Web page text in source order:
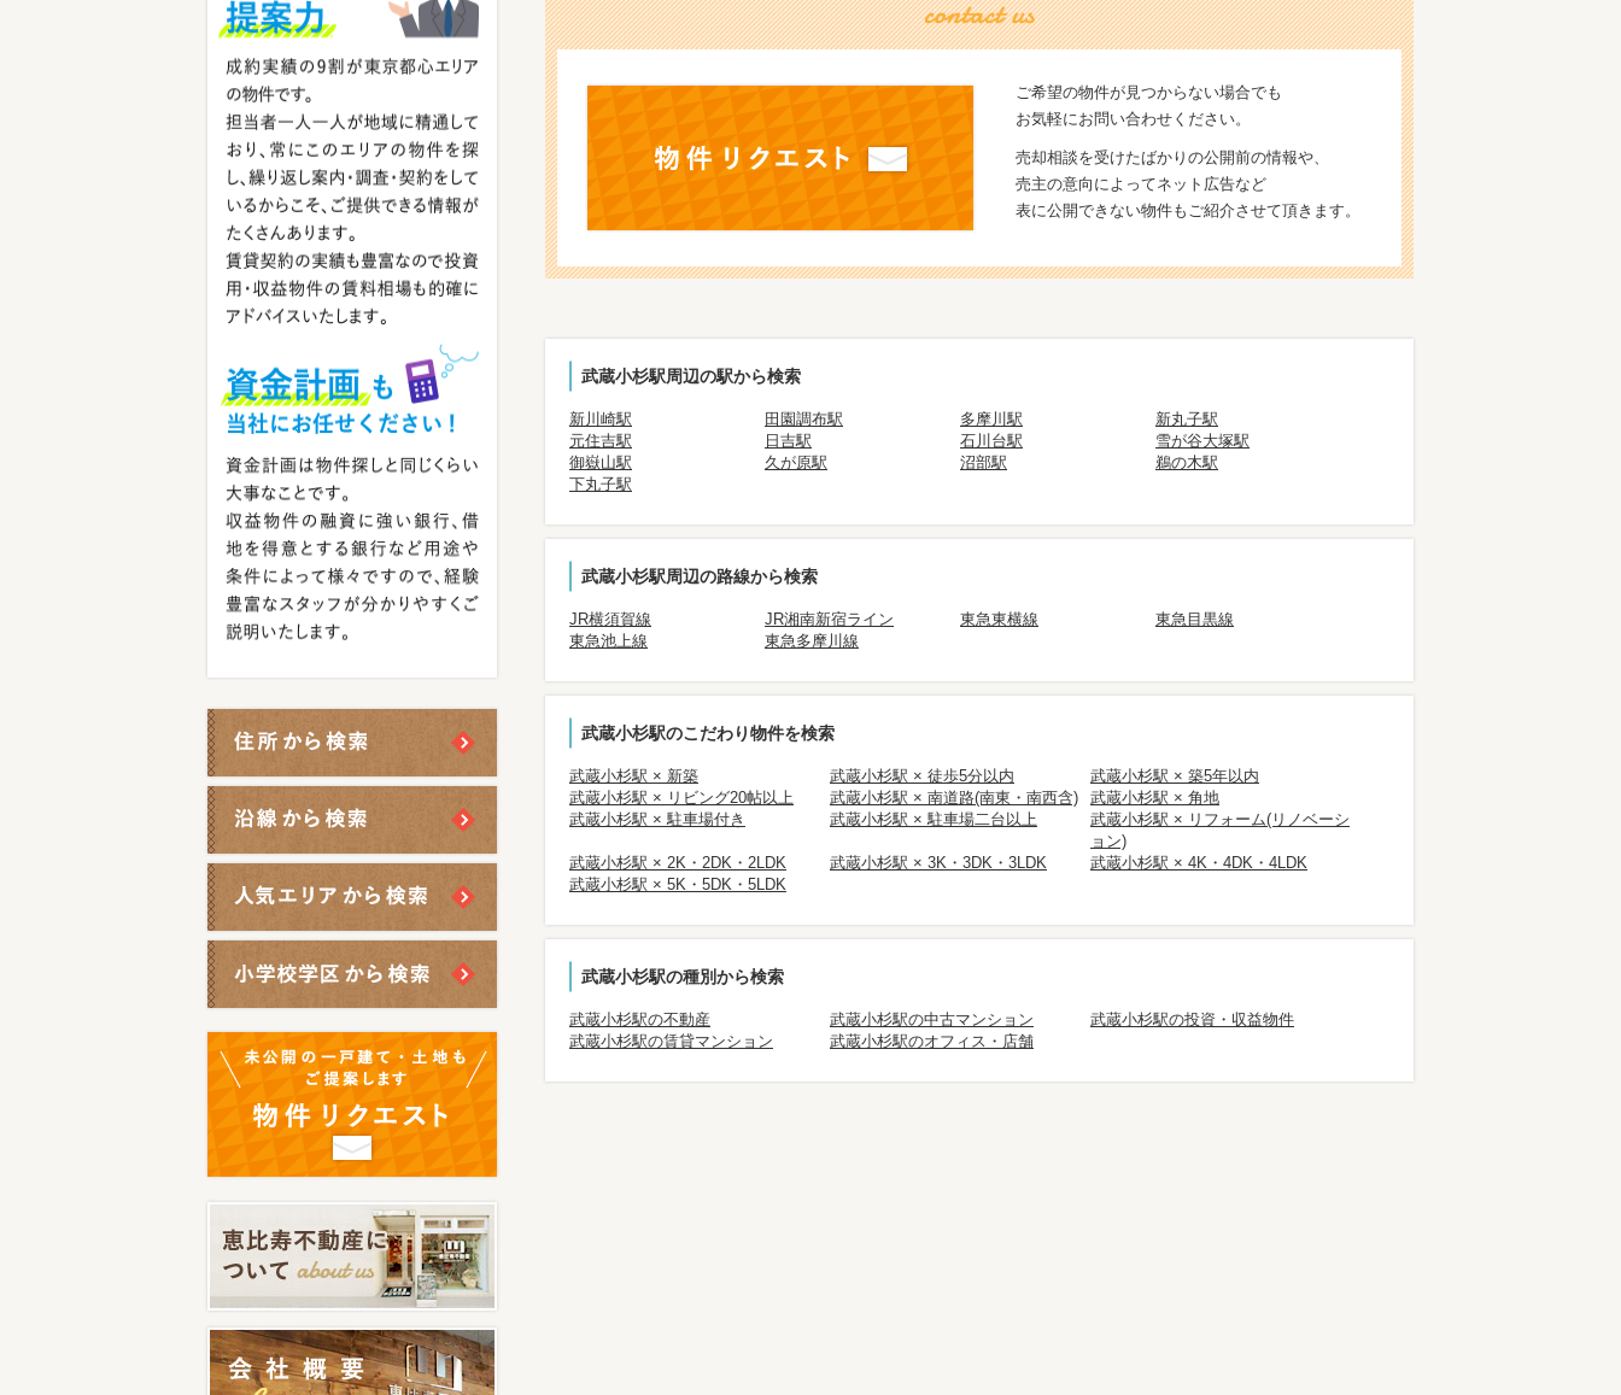
ご希望の物件が見つからない場合でも
お気軽にお問い合わせください。
売却相談を受けたばかりの公開前の情報や、
売主の意向によってネット広告など
表に公開できない物件もご紹介させて頂きます。
武蔵小杉駅周辺の駅から検索
新川崎駅 田園調布駅 多摩川駅
新丸子駅
元住吉駅
日吉駅 石川台駅
雪が谷大塚駅
御嶽山駅
久が原駅 沼部駅
鵜の木駅
下丸子駅
武蔵小杉駅周辺の路線から検索
JR横須賀線 JR湘南新宿ライン 東急東横線
東急目黒線
東急池上線
東急多摩川線
武蔵小杉駅のこだわり物件を検索
武蔵小杉駅 × 新築 武蔵小杉駅 × 徒歩5分以内
武蔵小杉駅 × 築5年以内
武蔵小杉駅 × リビング20帖以上
武蔵小杉駅 × 南道路(南東・南西含)
武蔵小杉駅 × 角地
武蔵小杉駅 × 駐車場付き
武蔵小杉駅 × 駐車場二台以上
武蔵小杉駅 × リフォーム(リノベーシ
ョン)
武蔵小杉駅 × 2K・2DK・2LDK
武蔵小杉駅 × 3K・3DK・3LDK
武蔵小杉駅 × 4K・4DK・4LDK
武蔵小杉駅 × 5K・5DK・5LDK
武蔵小杉駅の種別から検索
武蔵小杉駅の不動産 武蔵小杉駅の中古マンション
武蔵小杉駅の投資・収益物件
武蔵小杉駅の賃貸マンション
武蔵小杉駅のオフィス・店舗